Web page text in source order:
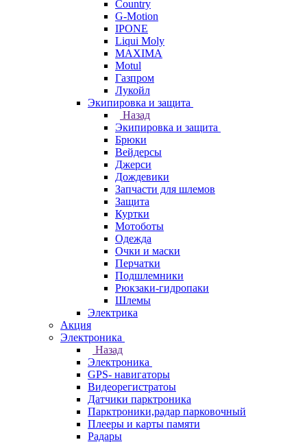
Country
G-Motion
IPONE
Liqui Moly
MAXIMA
Motul
Газпром
Лукойл
Экипировка и защита
Назад
Экипировка и защита
Брюки
Вейдерсы
Джерси
Дождевики
Запчасти для шлемов
Защита
Куртки
Мотоботы
Одежда
Очки и маски
Перчатки
Подшлемники
Рюкзаки-гидропаки
Шлемы
Электрика
Акция
Электроника
Назад
Электроника
GPS- навигаторы
Видеорегистратоы
Датчики парктроника
Парктроники,радар парковочный
Плееры и карты памяти
Радары